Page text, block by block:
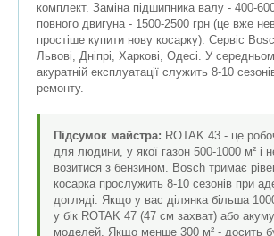
комплект. Заміна підшипника валу - 400-
повного двигуна - 1500-2500 грн (це вже
простіше купити нову косарку). Сервіс
Львові, Дніпрі, Харкові, Одесі. У
акуратній експлуатації служить 8-10
ремонту.
Підсумок майстра: ROTAK 43 - це
для людини, у якої газон 500-1000 м² і
возитися з бензином. Bosch тримає
косарка прослужить 8-10 сезонів при
догляді. Якщо у вас ділянка більша
у бік ROTAK 47 (47 см захват) або
моделей. Якщо менше 300 м² - досить